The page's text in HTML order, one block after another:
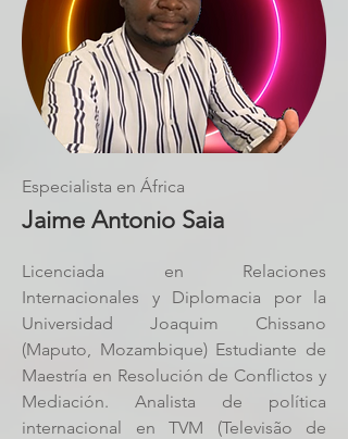
Especialista en África
Jaime Antonio Saia
Licenciada en Relaciones
Internacionales y Diplomacia por la
Universidad Joaquim Chissano
(Maputo, Mozambique) Estudiante de
Maestría en Resolución de Conflictos y
Mediación. Analista de política
internacional en TVM (Televisão de